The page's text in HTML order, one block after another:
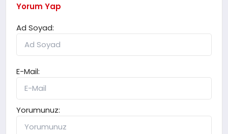
Yorum Yap
Ad Soyad:
E-Mail:
Yorumunuz: